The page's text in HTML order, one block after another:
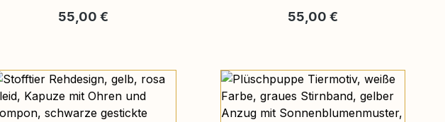
Regulärer Preis:
55,00 € Regulärer Preis:
55,00 €